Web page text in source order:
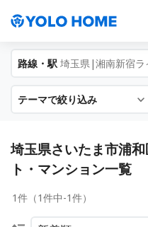
路線・駅 埼玉県|湘南新宿ラ
テーマで絞り込み
埼玉県さいたま市浦
ト・マンション一覧
1件（1件中-1件）